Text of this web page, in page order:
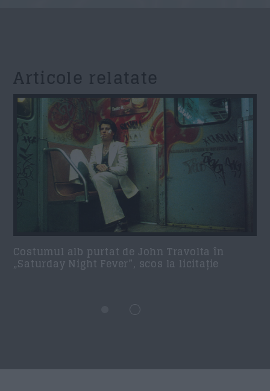
Articole relatate
Costumul alb purtat de John Travolta în
„Saturday Night Fever”, scos la licitație